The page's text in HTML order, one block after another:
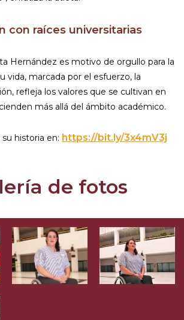
con raíces universitarias
Hernández es motivo de orgullo para la
vida, marcada por el esfuerzo, la
refleja los valores que se cultivan en
más allá del ámbito académico.
historia en: https://bit.ly/3x4mV3j
de fotos